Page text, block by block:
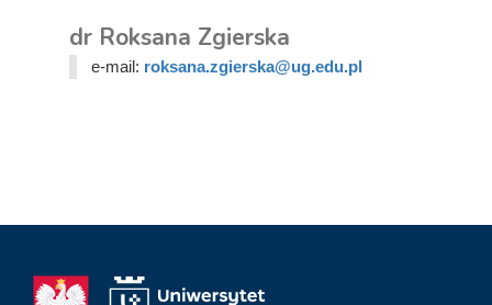
dr Roksana Zgierska
e-mail: roksana.zgierska@ug.edu.pl